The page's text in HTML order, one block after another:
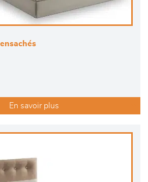
En savoir plus